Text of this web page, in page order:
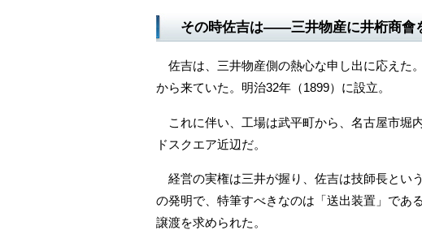
その時佐吉は――三井物産に井桁商會
佐吉は、三井物産側の熱心な申し出に応えた
から来ていた。明治32年（1899）に設立。
これに伴い、工場は武平町から、名古屋市堀
ドスクエア近辺だ。
経営の実権は三井が握り、佐吉は技師長とい
の発明で、特筆すべきなのは「送出装置」であ
譲渡を求められた。